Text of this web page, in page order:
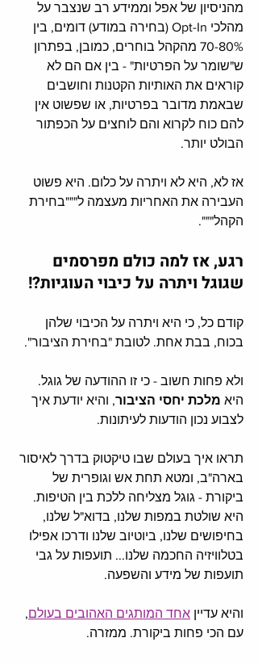
מהניסיון של אפל וממידע רב שנצבר על
מהלכי Opt-In (בחירה במודע) דומים, בין
70-80% מהקהל בוחרים, כמובן, בפתרון
ש"שומר על הפרטיות" - בין אם הם לא
קוראים את האותיות הקטנות וחושבים
שבאמת מדובר בפרטיות, או שפשוט אין
להם כוח לקרוא והם לוחצים על הכפתור
הבולט יותר.
אז לא, היא לא ויתרה על כלום. היא פשוט
העבירה את האחריות מעצמה ל"""בחירת
הקהל""".
רגע, אז למה כולם מפרסמים
שגוגל ויתרה על כיבוי העוגיות?!
קודם כל, כי היא ויתרה על הכיבוי שלהן
בכוח, בבת אחת. לטובת "בחירת הציבור".
ולא פחות חשוב - כי זו ההודעה של גוגל.
היא מלכת יחסי הציבור, והיא יודעת איך
לצבוע נכון הודעות לעיתונות.
תראו איך בעולם שבו טיקטוק בדרך לאיסור
בארה"ב, ומטא תחת אש וגופרית של
ביקורת - גוגל מצליחה ללכת בין הטיפות.
היא שולטת במפות שלנו, בדוא"ל שלנו,
בחיפושים שלנו, ביוטיוב שלנו ודרכו אפילו
בטלוויזיה החכמה שלנו... תועפות על גבי
תועפות של מידע והשפעה.
והיא עדיין אחד המותגים האהובים בעולם,
עם הכי פחות ביקורת. ממזרה.